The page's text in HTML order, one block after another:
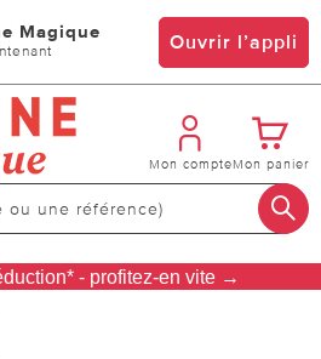
Magique Ouvrir l’appli
Mon compteMon panier
- profitez-en vite →